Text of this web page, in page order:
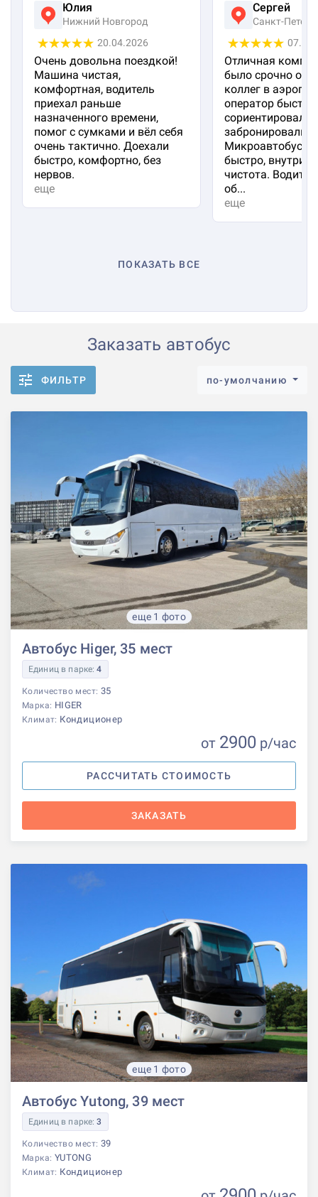
Юлия
Нижний Новгород
20.04.2026
Очень довольна поездкой!
Машина чистая,
комфортная, водитель
приехал раньше
назначенного времени,
помог с сумками и вёл себя
очень тактично. Доехали
быстро, комфортно, без
нервов.
еще
Сергей
Санкт-
Отличная
было срочно
коллег в
оператор быстро
сориентировал и
забронировали
Микроавтобус
быстро, внутри
чистота.
об...
еще
ПОКАЗАТЬ ВСЕ
Заказать автобус
ФИЛЬТР по-умолчанию
еще 1 фото
Автобус Higer, 35 мест
Единиц в парке:4
Количество мест: 35
Марка: HIGER
Климат: Кондиционер
от 2900 р/час
РАССЧИТАТЬ СТОИМОСТЬ
ЗАКАЗАТЬ
еще 1 фото
Автобус Yutong, 39 мест
Единиц в парке:3
Количество мест: 39
Марка: YUTONG
Климат: Кондиционер